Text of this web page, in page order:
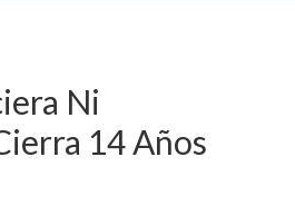
Ni
14 Años